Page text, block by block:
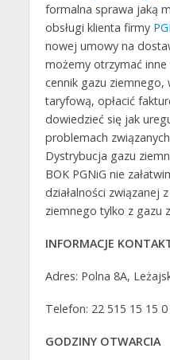
formalna sprawa jaką
obsługi klienta firmy
nowej umowy na
możemy otrzymać
cennik gazu ziemnego,
taryfową, opłacić
dowiedzieć się jak
problemach
Dystrybucja gazu
BOK PGNiG nie
działalności związanej
ziemnego tylko z gazu
INFORMACJE
Adres: Polna 8A,
Telefon: 22 515 15 15 0
GODZINY OTWARCIA